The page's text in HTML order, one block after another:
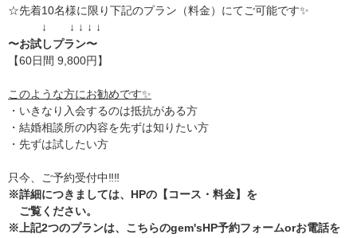
☆先着10名様に限り下記のプラン（料金）にてご可能です✨
↓ ↓ ↓ ↓ ↓
〜お試しプラン〜
【60日間 9,800円】
このような方にお勧めです✨
・いきなり入会するのは抵抗がある方
・結婚相談所の内容を先ずは知りたい方
・先ずは試したい方
只今、ご予約受付中‼️‼️
※詳細につきましては、HPの 【コース・料金】 を
ご覧ください。
※上記2つのプランは、こちらのgem'sHP予約フォームorお電話を